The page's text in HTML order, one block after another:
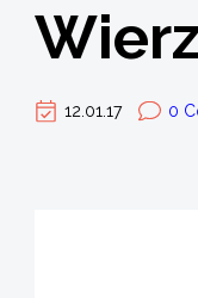
12.01.17 0